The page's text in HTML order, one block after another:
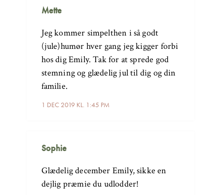
Mette
1 DEC 2019 KL. 1:45 PM
Jeg kommer simpelthen i så godt
(jule)humør hver gang jeg kigger forbi
hos dig Emily. Tak for at sprede god
stemning og glædelig jul til dig og din
familie.
Sophie
Glædelig december Emily, sikke en
dejlig præmie du udlodder!